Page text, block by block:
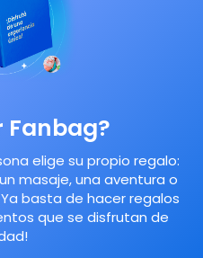
Fanbag?
elige su propio regalo:
masaje, una aventura o
basta de hacer regalos
que se disfrutan de